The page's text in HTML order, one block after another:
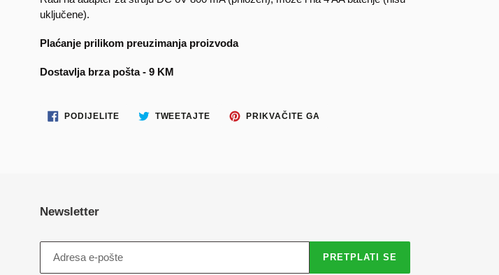
uključene).
Plaćanje prilikom preuzimanja proizvoda
Dostavlja brza pošta - 9 KM
PODIJELITEPODIJELITETWEETAJTE TWEETAJTEPRIKVAČITE GA
Newsletter
PRETPLATI SE